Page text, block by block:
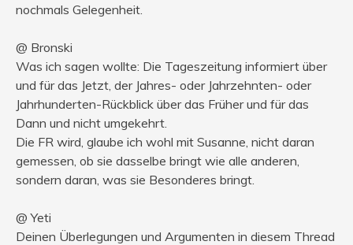
nochmals Gelegenheit.
@ Bronski
Was ich sagen wollte: Die Tageszeitung informiert über
und für das Jetzt, der Jahres- oder Jahrzehnten- oder
Jahrhunderten-Rückblick über das Früher und für das
Dann und nicht umgekehrt.
Die FR wird, glaube ich wohl mit Susanne, nicht daran
gemessen, ob sie dasselbe bringt wie alle anderen,
sondern daran, was sie Besonderes bringt.
@ Yeti
Deinen Überlegungen und Argumenten in diesem Thread